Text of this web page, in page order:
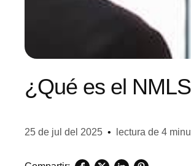
¿Qué es el
25 de jul del 2025 • lectura de 4